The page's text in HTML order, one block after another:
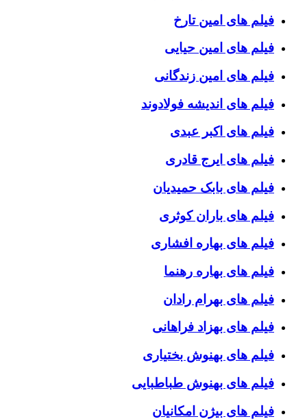
فیلم های امین تارخ
فیلم های امین حیایی
فیلم های امین زندگانی
فیلم های اندیشه فولادوند
فیلم های اکبر عبدی
فیلم های ایرج قادری
فیلم های بابک حمیدیان
فیلم های باران کوثری
فیلم های بهاره افشاری
فیلم های بهاره رهنما
فیلم های بهرام رادان
فیلم های بهزاد فراهانی
فیلم های بهنوش بختیاری
فیلم های بهنوش طباطبایی
فیلم های بیژن امکانیان